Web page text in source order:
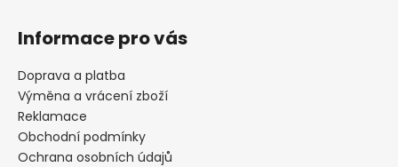
Informace pro vás
Doprava a platba
Výměna a vrácení zboží
Reklamace
Obchodní podmínky
Ochrana osobních údajů